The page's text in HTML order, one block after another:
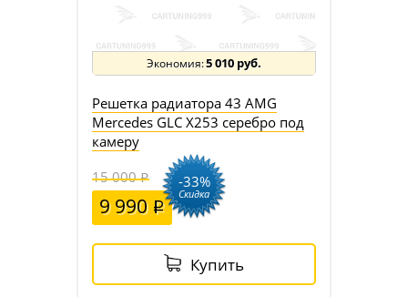
5 010 руб.
Решетка радиатора 43 AMG
Mercedes GLC X253 серебро под
камеру
15 000
9 990
-33%
Скидка
Купить